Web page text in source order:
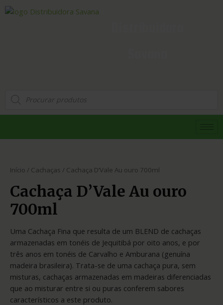
Início / Cachaças / Cachaça D’Vale Au ouro 700ml
Cachaça D’Vale Au ouro
700ml
Uma Cachaça Fina que resulta de um BLEND de cachaças
armazenadas em tonéis de Jequitibá por oito anos, e por
três anos em tonéis de Carvalho e Amburana (genuína
madeira brasileira). Trata-se de uma cachaça pura, sem
misturas, cachaças armazenadas em madeiras diferenciadas
que ao misturar entre si ou puras conferem sabores
característicos a este produto.